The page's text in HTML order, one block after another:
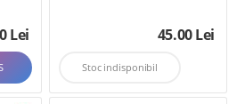
Lei 45.00Lei
Stoc indisponibil